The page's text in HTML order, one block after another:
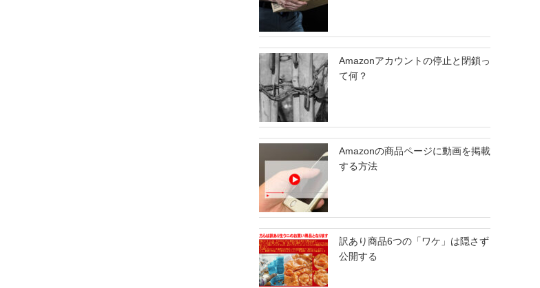
Amazonアカウントの停止と閉鎖っ
て何？
Amazonの商品ページに動画を掲載
する方法
訳あり商品6つの「ワケ」は隠さず
公開する